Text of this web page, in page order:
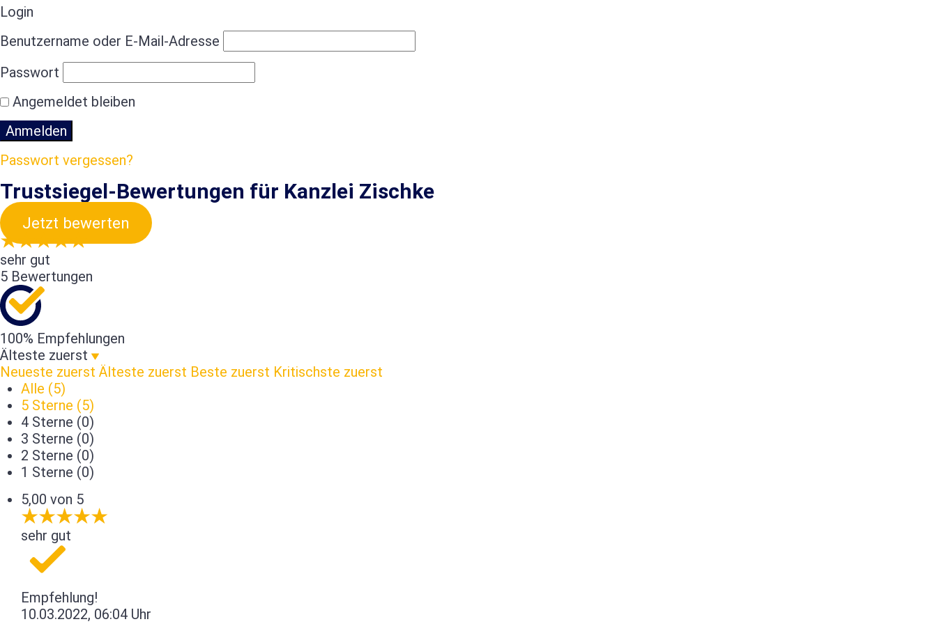
Login
Benutzername oder E-Mail-Adresse
Passwort
Angemeldet bleiben
Passwort vergessen?
Trustsiegel-Bewertungen für Kanzlei Zischke
Jetzt bewerten
sehr gut
5 Bewertungen
100% Empfehlungen
Älteste zuerst
Neueste zuerst Älteste zuerst Beste zuerst Kritischste zuerst
Alle (5)
5 Sterne (5)
4 Sterne (0)
3 Sterne (0)
2 Sterne (0)
1 Sterne (0)
5,00 von 5
sehr gut
Empfehlung!
10.03.2022, 06:04 Uhr